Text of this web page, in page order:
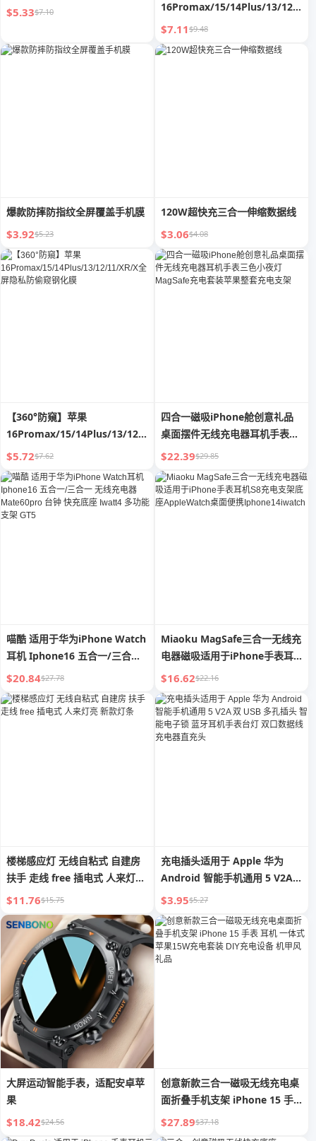
$5.33$7.10
16Promax/15/14Plus/13/12/11/
全屏隐私防偷窥钢化膜
$7.11$9.48
爆款防摔防指纹全屏覆盖手机膜
$3.92$5.23
120W超快充三合一伸缩数据线
$3.06$4.08
【360°防窺】苹果
16Promax/15/14Plus/13/12/11/XR/X
全屏隐私防偷窥钢化膜
$5.72$7.62
四合一磁吸iPhone舱创意礼品
桌面摆件无线充电器耳机手表三
色小夜灯MagSafe充电套装苹果
整套充电支架
$22.39$29.85
喵酷 适用于华为iPhone Watch
耳机 Iphone16 五合一/三合一
无线充电器 Mate60pro 台钟 快
充底座 Iwatt4 多功能支架 GT5
$20.84$27.78
Miaoku MagSafe三合一无线充
电器磁吸适用于iPhone手表耳
机S8充电支架底座AppleWatch
桌面便携Iphone14iwatch
$16.62$22.16
楼梯感应灯 无线自粘式 自建房
扶手 走线 free 插电式 人来灯亮
新款灯条
$11.76$15.75
充电插头适用于 Apple 华为
Android 智能手机通用 5 V2A
双 USB 多孔插头 智能电子锁 蓝
牙耳机手表台灯 双口数据线充电
器直充头
$3.95$5.27
大屏运动智能手表，适配安卓苹
果
$18.42$24.56
创意新款三合一磁吸无线充电桌
面折叠手机支架 iPhone 15 手
表 耳机 一体式 苹果15W充电套
装 DIY充电设备 机甲风礼品
$27.89$37.18